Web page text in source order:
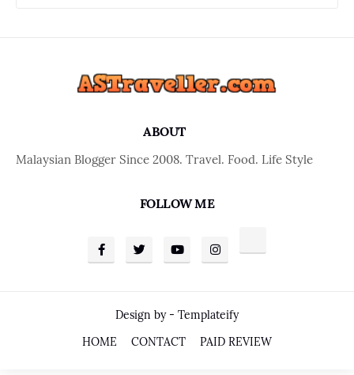
ABOUT
Malaysian Blogger Since 2008. Travel. Food. Life Style
FOLLOW ME
Design by - Templateify
HOME
CONTACT PAID REVIEW